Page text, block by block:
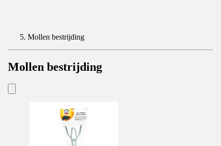
Mollen bestrijding
Mollen bestrijding